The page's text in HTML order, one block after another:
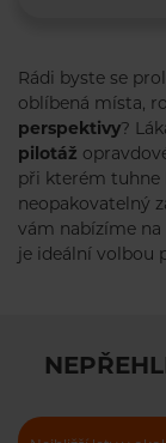
Rádi byste se
oblíbená místa,
perspektivy?
pilotáž
při kterém tuhne
neopakovatelný
vám nabízíme
je ideální volbou